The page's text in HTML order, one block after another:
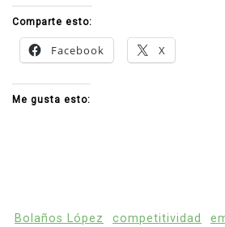
Comparte esto:
Facebook X
Me gusta esto:
Bolaños López competitividad